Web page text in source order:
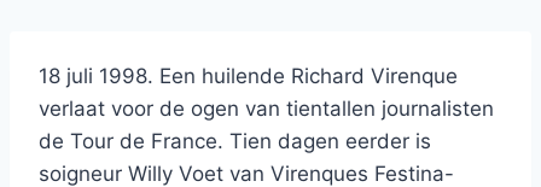
18 juli 1998. Een huilende Richard Virenque
verlaat voor de ogen van tientallen journalisten
de Tour de France. Tien dagen eerder is
soigneur Willy Voet van Virenques Festina-